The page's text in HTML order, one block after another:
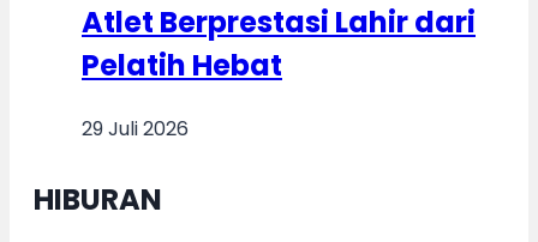
Atlet Berprestasi Lahir dari
Pelatih Hebat
29 Juli 2026
HIBURAN